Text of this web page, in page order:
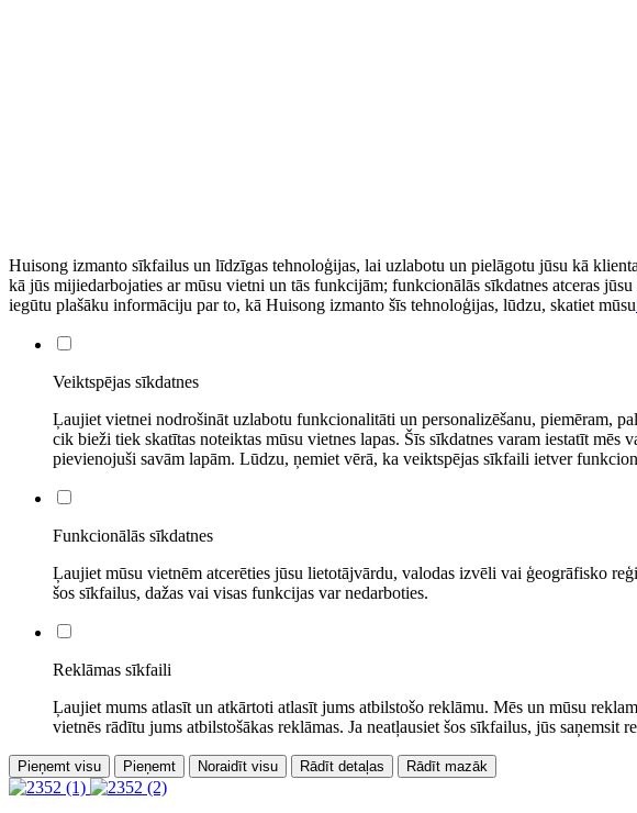
Huisong izmanto sīkfailus un līdzīgas tehnoloģijas, lai uzlabotu un pielāgotu jūsu kā
kā jūs mijiedarbojaties ar mūsu vietni un tās funkcijām; funkcionālās sīkdatnes atceras
iegūtu plašāku informāciju par to, kā Huisong izmanto šīs tehnoloģijas, lūdzu, skatiet mūsu
Veiktspējas sīkdatnes
Ļaujiet vietnei nodrošināt uzlabotu funkcionalitāti un personalizēšanu, piemēram,
cik bieži tiek skatītas noteiktas mūsu vietnes lapas. Šīs sīkdatnes varam iestatīt
pievienojuši savām lapām. Lūdzu, ņemiet vērā, ka veiktspējas sīkfaili ietver
Funkcionālās sīkdatnes
Ļaujiet mūsu vietnēm atcerēties jūsu lietotājvārdu, valodas izvēli vai ģeogrāfisko
šos sīkfailus, dažas vai visas funkcijas var nedarboties.
Reklāmas sīkfaili
Ļaujiet mums atlasīt un atkārtoti atlasīt jums atbilstošo reklāmu. Mēs un mūsu
vietnēs rādītu jums atbilstošākas reklāmas. Ja neatļausiet šos sīkfailus, jūs saņemsit
Pieņemt visu Pieņemt Noraidīt visu Rādīt detaļas Rādīt mazāk